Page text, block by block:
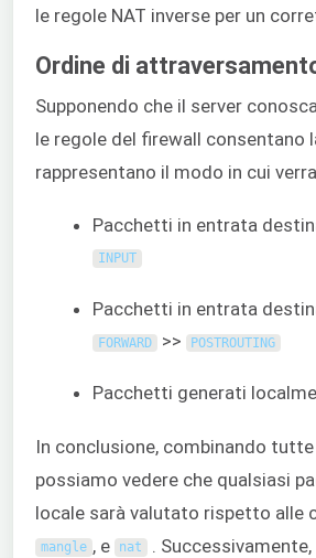
le regole NAT inverse per un
Ordine di
Supponendo che il server
le regole del firewall
rappresentano il modo in cui
Pacchetti in entrata
INPUT
Pacchetti in entrata
FORWARD >> POSTROUTING
Pacchetti generati
In conclusione, combinando
possiamo vedere che qualsiasi
locale sarà valutato rispetto alle
mangle , e nat
.